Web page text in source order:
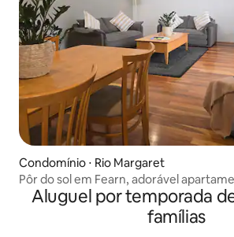
Condomínio ⋅ Rio Margaret
Pôr do sol em Fearn, adorável
*com banheira de hidromassagem
Aluguel por temporada
famílias